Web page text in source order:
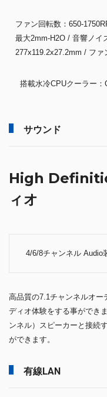
ファン回転数：650-
最大2mm-H2O / 音響ノイ
277x119.2x27.2mm / フ
搭載水冷CPUクーラー
サウンド
High
ィオ
4/6/8チャンネル Audio
高品質の7.1チャンネルオー
ディオ体験をする事ができ
ンネル）スピーカーと接続
ができます。
有線LAN